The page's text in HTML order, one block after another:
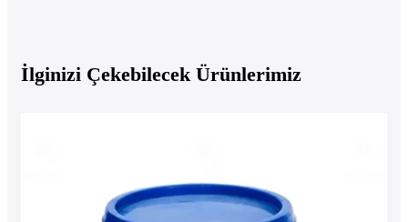
İlginizi Çekebilecek Ürünlerimiz